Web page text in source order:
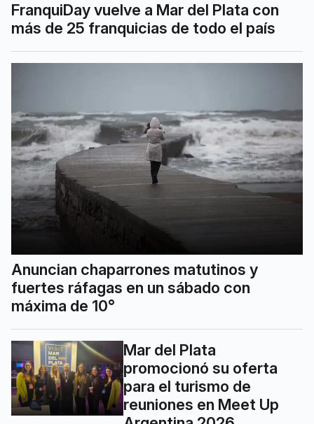
FranquiDay vuelve a Mar del Plata con
más de 25 franquicias de todo el país
Anuncian chaparrones matutinos y
fuertes ráfagas en un sábado con
máxima de 10°
Mar del Plata
promocionó su oferta
para el turismo de
reuniones en Meet Up